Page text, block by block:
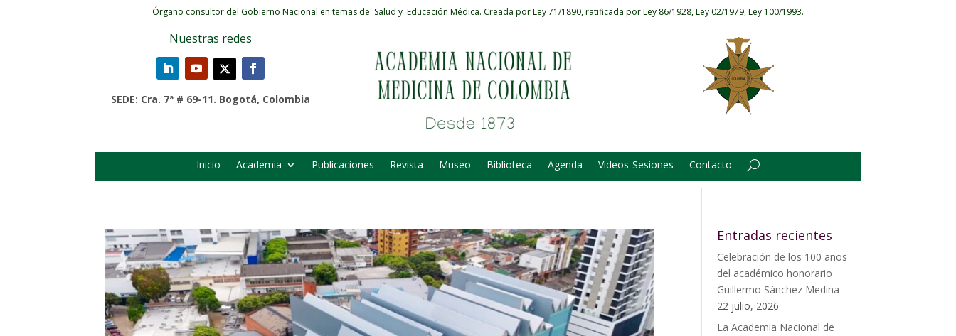
Órgano consultor del Gobierno Nacional en temas de Salud y Educación Médica. Creada por Ley 71/1890, ratificada por Ley 86/1928, Ley 02/1979, Ley 100/1993.
Nuestras redes
SEDE: Cra. 7ª # 69-11. Bogotá, Colombia
Inicio Academia Publicaciones Revista Museo Biblioteca Agenda Videos-Sesiones Contacto
Entradas recientes
Celebración de los 100 años
del académico honorario
Guillermo Sánchez Medina
22 julio, 2026
La Academia Nacional de